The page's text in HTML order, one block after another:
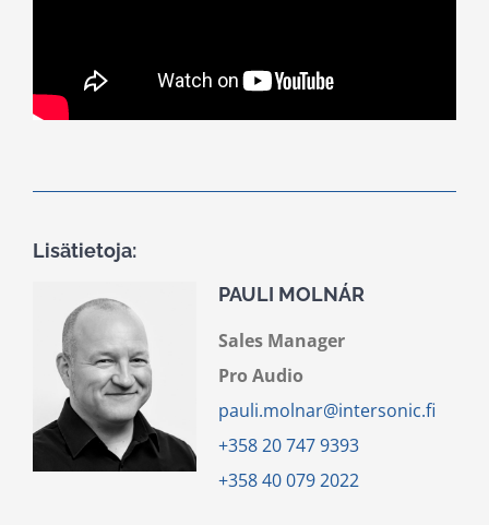
Lisätietoja:
PAULI MOLNÁR
Sales Manager
Pro Audio
pauli.molnar@intersonic.fi
+358 20 747 9393
+358 40 079 2022